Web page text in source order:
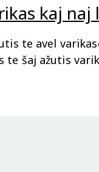
kaj
te avel
te šaj ažutis